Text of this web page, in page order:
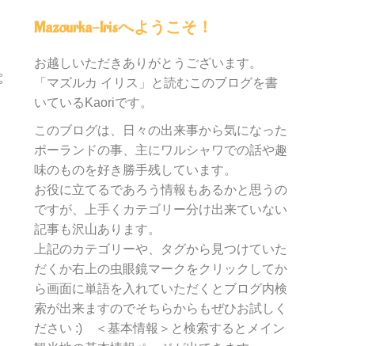
内
の
テ
ゴ
リ
別
検
索
Mazourka-Irisへようこそ！
お越しいただきありがとうございます。
「マズルカ イリス」と読むこのブログを書
いているKaoriです。
このブログは、日々の出来事から気になった
ポーランドの事、主にワルシャワでの話や趣
味のものを好き勝手残しています。
お役に立てるであろう情報もあるかと思うの
ですが、上手くカテゴリー分け出来ていない
記事も沢山あります。
上記のカテゴリーや、タグから見つけていた
だくか右上の虫眼鏡マークをクリックしてか
ら画面に単語を入れていただくとブログ内検
索が出来ますのでそちらからもぜひお試しく
ださい :) ＜基本情報＞と検索するとメイン